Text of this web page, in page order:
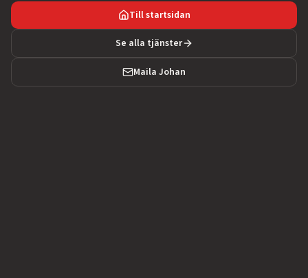
Till startsidan
Se alla tjänster
Maila Johan